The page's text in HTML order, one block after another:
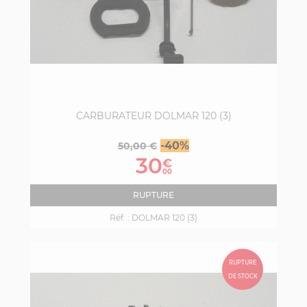
CARBURATEUR DOLMAR 120 (3)
Prix
base
50,00 € -40%Prix
30€
00
RUPTURE
Réf. : DOLMAR 120 (3)
RUPTURE
DE STOCK